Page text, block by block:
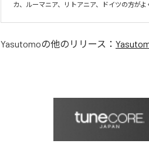
カ、ルーマニア、リトアニア、ドイツの方がよ
Yasutomoの他のリリース：